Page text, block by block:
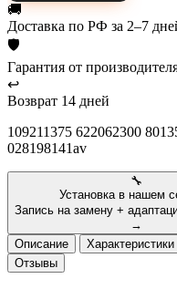
🚚
Доставка по РФ за 2–7
🛡
Гарантия от
↩
Возврат 14 дней
109211375 622062300
028198141av
🔧
Установка в нашем
Запись на замену +
→
Описание
Характеристики
Отзывы